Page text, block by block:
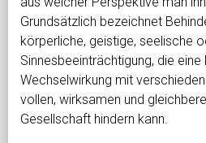
Grundsätzlich bezeichnet
körperliche, geistige, seelische
Sinnesbeeinträchtigung, die eine
Wechselwirkung mit
vollen, wirksamen und
Gesellschaft hindern kann.